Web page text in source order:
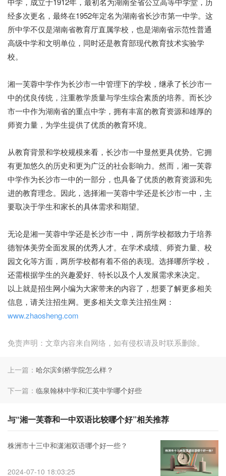
经多次更名，最终在1952年定名为湖南省长沙市第一中学。这
所中学不仅是湖南省教育厅直属学校，也是湖南省示范性普通
高级中学和文明单位，同时还是教育部现代教育技术实验学
校。
湘一芙蓉中学作为长沙市一中管理下的学校，继承了长沙市一
中的优良传统，注重教学质量与学生综合素质的培养。而长沙
市一中作为湖南省的重点中学，拥有丰富的教育资源和雄厚的
师资力量，为学生提供了优质的教育环境。
从教育背景和学校规模来看，长沙市一中显然更具优势。它拥
有更加悠久的历史和更为广泛的社会影响力。然而，湘一芙蓉
中学作为长沙市一中的一部分，也具备了优质的教育资源和先
进的教育理念。因此，选择湘一芙蓉中学还是长沙市一中，主
要取决于学生和家长的具体需求和期望。
无论是湘一芙蓉中学还是长沙市一中，两所学校都致力于培养
德智体美劳全面发展的优秀人才。在学术成绩、师资力量、校
园文化等方面，两所学校都有着不俗的表现。选择哪所学校，
还需根据学生的兴趣爱好、特长以及个人发展需求来决定。
以上就是招生网小编为大家带来的内容了，想要了解更多相关
信息，请关注招生网。更多相关文章关注招生网：
www.zhaosheng.com
免责声明：文章内容来自网络，如有侵权请及时联系删除。
上一篇： 哈尔滨剑桥学院怎么样？
下一篇： 临泉翰林中学和汇英中学哪个好些
与“湘一芙蓉和一中双语比较哪个好”相关推荐
株洲市十三中和潇湘双语哪个好一些？
2024-07-10 18:03:25